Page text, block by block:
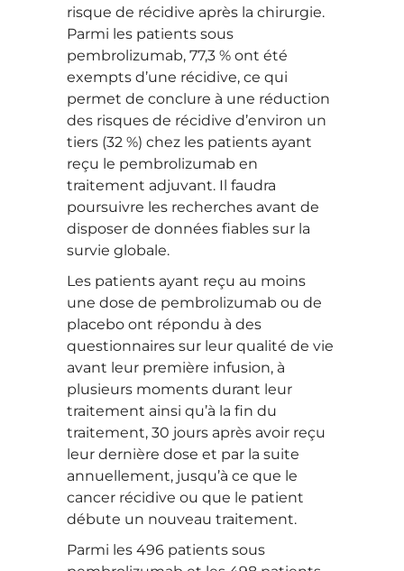
risque de récidive après la chirurgie.
Parmi les patients sous
pembrolizumab, 77,3 % ont été
exempts d’une récidive, ce qui
permet de conclure à une réduction
des risques de récidive d’environ un
tiers (32 %) chez les patients ayant
reçu le pembrolizumab en
traitement adjuvant. Il faudra
poursuivre les recherches avant de
disposer de données fiables sur la
survie globale.
Les patients ayant reçu au moins
une dose de pembrolizumab ou de
placebo ont répondu à des
questionnaires sur leur qualité de vie
avant leur première infusion, à
plusieurs moments durant leur
traitement ainsi qu’à la fin du
traitement, 30 jours après avoir reçu
leur dernière dose et par la suite
annuellement, jusqu’à ce que le
cancer récidive ou que le patient
débute un nouveau traitement.
Parmi les 496 patients sous